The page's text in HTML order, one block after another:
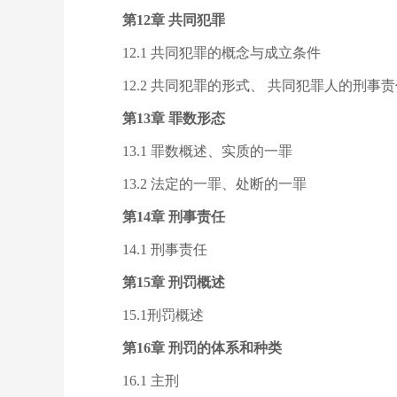
第12章 共同犯罪
12.1 共同犯罪的概念与成立条件
12.2 共同犯罪的形式、 共同犯罪人的刑事
第13章 罪数形态
13.1 罪数概述、实质的一罪
13.2 法定的一罪、处断的一罪
第14章 刑事责任
14.1 刑事责任
第15章 刑罚概述
15.1刑罚概述
第16章 刑罚的体系和种类
16.1 主刑